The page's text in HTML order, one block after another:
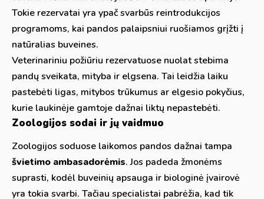
Tokie rezervatai yra ypač svarbūs reintrodukcijos
programoms, kai pandos palaipsniui ruošiamos grįžti į
natūralias buveines.
Veterinariniu požiūriu rezervatuose nuolat stebima
pandų sveikata, mityba ir elgsena. Tai leidžia laiku
pastebėti ligas, mitybos trūkumus ar elgesio pokyčius,
kurie laukinėje gamtoje dažnai liktų nepastebėti.
Zoologijos sodai ir jų vaidmuo
Zoologijos soduose laikomos pandos dažnai tampa
švietimo ambasadorėmis. Jos padeda žmonėms
suprasti, kodėl buveinių apsauga ir biologinė įvairovė
yra tokia svarbi. Tačiau specialistai pabrėžia, kad tik